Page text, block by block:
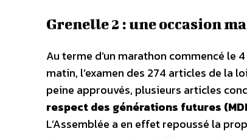
Grenelle 2 : une occasion
Au terme d’un marathon commencé le
matin, l’examen des 274 articles de la
peine approuvés, plusieurs articles
respect des générations futures
L’Assemblée a en effet repoussé la